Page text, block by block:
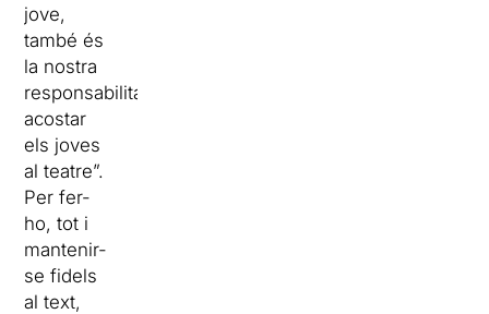
jove,
també és
la nostra
responsabilitat
acostar
els joves
al teatre”.
Per fer-
ho, tot i
mantenir-
se fidels
al text,